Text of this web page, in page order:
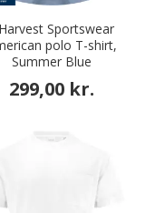
Sportswear
polo T-shirt,
Summer Blue
299,00 kr.